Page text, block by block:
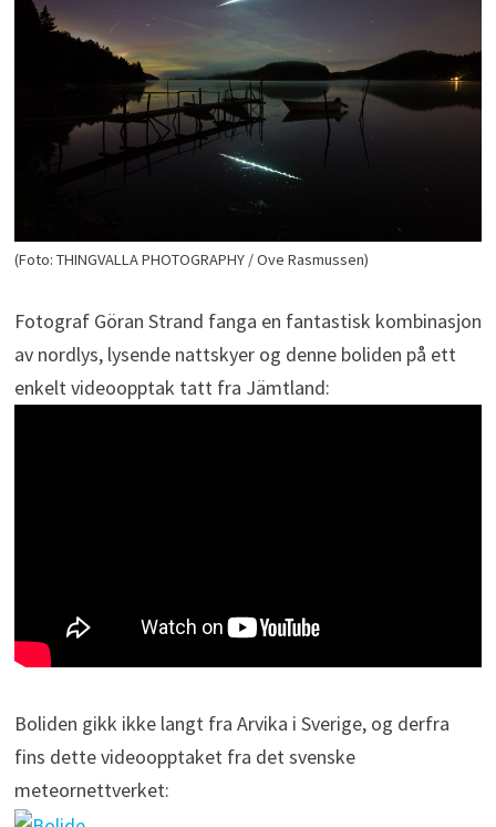
(Foto: THINGVALLA PHOTOGRAPHY / Ove Rasmussen)
Fotograf Göran Strand fanga en fantastisk kombinasjon
av nordlys, lysende nattskyer og denne boliden på ett
enkelt videoopptak tatt fra Jämtland:
Boliden gikk ikke langt fra Arvika i Sverige, og derfra
fins dette videoopptaket fra det svenske
meteornettverket: